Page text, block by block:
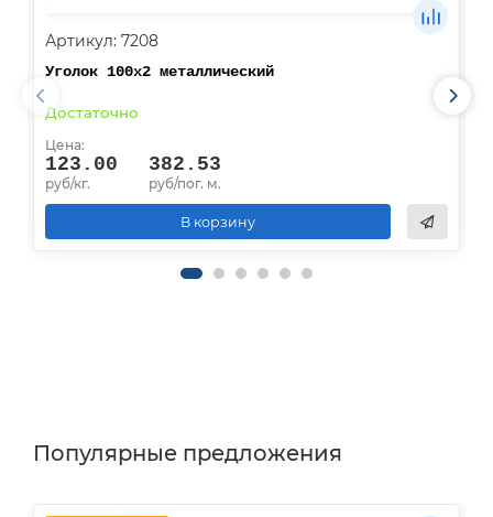
Артикул: 7208
Уголок 100х2 металлический
Достаточно
Цена:
123.00
руб/кг.
382.53
руб/пог. м.
В корзину
Популярные предложения